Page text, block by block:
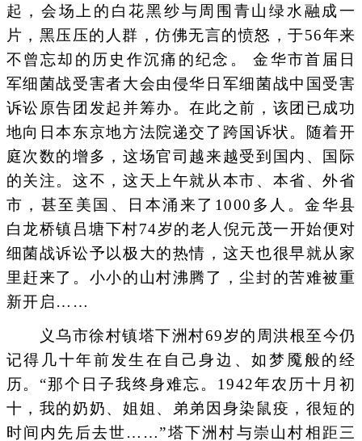
起，会场上的白花黑纱与周围青山绿水融成一
片，黑压压的人群，仿佛无言的愤怒，于56年来
不曾忘却的历史作沉痛的纪念。 金华市首届日
军细菌战受害者大会由侵华日军细菌战中国受害
诉讼原告团发起并筹办。在此之前，该团已成功
地向日本东京地方法院递交了跨国诉状。随着开
庭次数的增多，这场官司越来越受到国内、国际
的关注。这不，这天上午就从本市、本省、外省
市，甚至美国、日本涌来了1000多人。金华县
白龙桥镇吕塘下村74岁的老人倪元茂一开始便对
细菌战诉讼予以极大的热情，这天也很早就从家
里赶来了。小小的山村沸腾了，尘封的苦难被重
新开启……
义乌市徐村镇塔下洲村69岁的周洪根至今仍
记得几十年前发生在自己身边、如梦魇般的经
历。“那个日子我终身难忘。1942年农历十月初
十，我的奶奶、姐姐、弟弟因身染鼠疫，很短的
时间内先后去世……”塔下洲村与崇山村相距三